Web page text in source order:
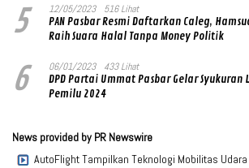
5 12/05/2023 516 Lihat
PAN Pasbar Resmi Daftarkan Caleg,
Raih Suara Halal Tanpa Money Politik
6 06/01/2023 433 Lihat
DPD Partai Ummat Pasbar Gelar Syukuran
Pemilu 2024
News provided by PR Newswire
AutoFlight Tampilkan Teknologi Mobilitas